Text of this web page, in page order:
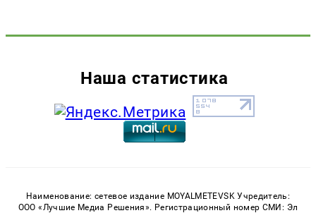
Наша статистика
Наименование: сетевое издание MOYALMETEVSK Учредитель:
ООО «Лучшие Медиа Решения». Регистрационный номер СМИ: Эл